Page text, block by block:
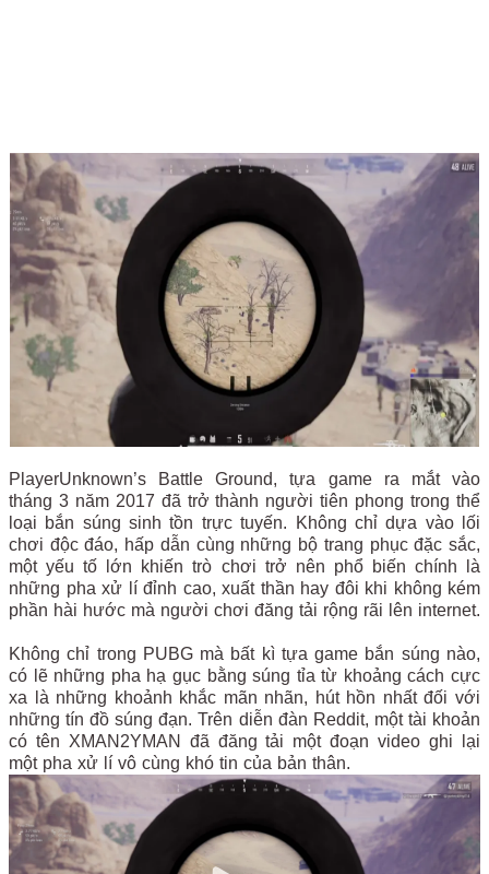
PlayerUnknown’s Battle Ground, tựa game ra mắt vào
tháng 3 năm 2017 đã trở thành người tiên phong trong thể
loại bắn súng sinh tồn trực tuyến. Không chỉ dựa vào lối
chơi độc đáo, hấp dẫn cùng những bộ trang phục đặc sắc,
một yếu tố lớn khiến trò chơi trở nên phổ biến chính là
những pha xử lí đỉnh cao, xuất thần hay đôi khi không kém
phần hài hước mà người chơi đăng tải rộng rãi lên internet.
Không chỉ trong PUBG mà bất kì tựa game bắn súng nào,
có lẽ những pha hạ gục bằng súng tỉa từ khoảng cách cực
xa là những khoảnh khắc mãn nhãn, hút hồn nhất đối với
những tín đồ súng đạn. Trên diễn đàn Reddit, một tài khoản
có tên XMAN2YMAN đã đăng tải một đoạn video ghi lại
một pha xử lí vô cùng khó tin của bản thân.